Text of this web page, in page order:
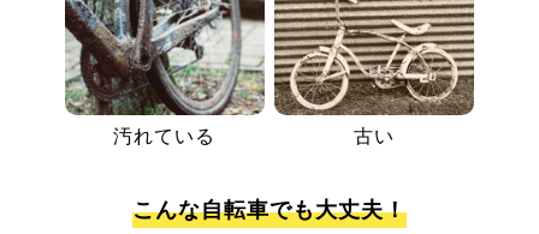
汚れている 古い
こんな自転車でも大丈夫！